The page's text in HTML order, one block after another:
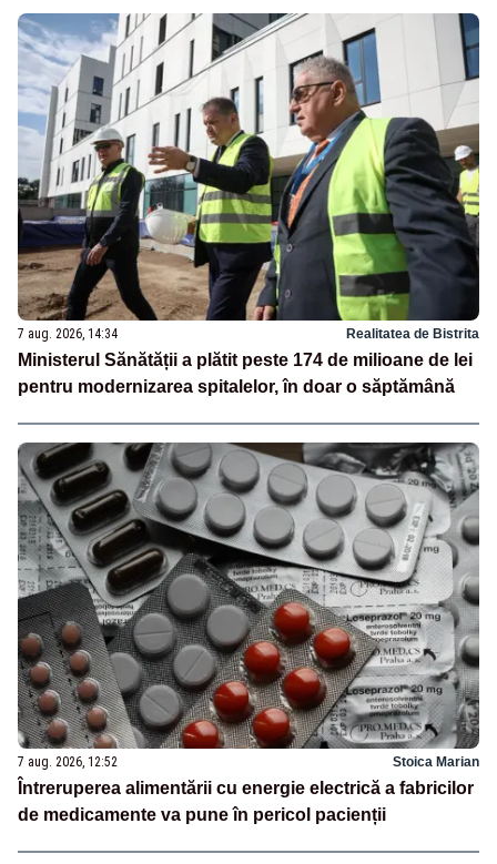
7 aug. 2026, 14:34 Realitatea de Bistrita
Ministerul Sănătății a plătit peste 174 de milioane de lei
pentru modernizarea spitalelor, în doar o săptămână
7 aug. 2026, 12:52 Stoica Marian
Întreruperea alimentării cu energie electrică a fabricilor
de medicamente va pune în pericol pacienții